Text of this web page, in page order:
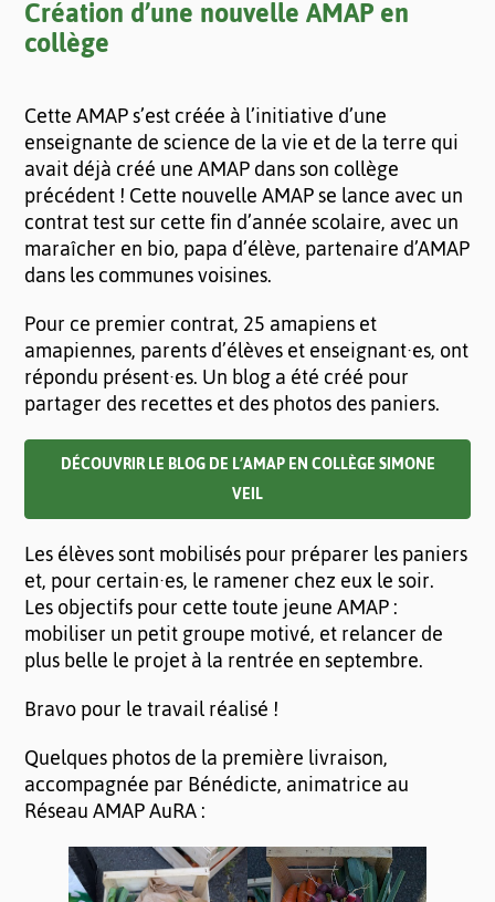
Création d’une nouvelle AMAP en
collège
Cette AMAP s’est créée à l’initiative d’une
enseignante de science de la vie et de la terre qui
avait déjà créé une AMAP dans son collège
précédent ! Cette nouvelle AMAP se lance avec un
contrat test sur cette fin d’année scolaire, avec un
maraîcher en bio, papa d’élève, partenaire d’AMAP
dans les communes voisines.
Pour ce premier contrat, 25 amapiens et
amapiennes, parents d’élèves et enseignant·es, ont
répondu présent·es. Un blog a été créé pour
partager des recettes et des photos des paniers.
DÉCOUVRIR LE BLOG DE L’AMAP EN COLLÈGE SIMONE
VEIL
Les élèves sont mobilisés pour préparer les paniers
et, pour certain·es, le ramener chez eux le soir.
Les objectifs pour cette toute jeune AMAP :
mobiliser un petit groupe motivé, et relancer de
plus belle le projet à la rentrée en septembre.
Bravo pour le travail réalisé !
Quelques photos de la première livraison,
accompagnée par Bénédicte, animatrice au
Réseau AMAP AuRA :